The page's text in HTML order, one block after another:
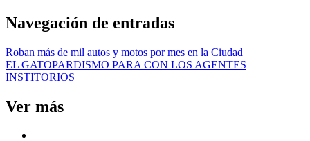
Navegación de entradas
Roban más de mil autos y motos por mes en la Ciudad
EL GATOPARDISMO PARA CON LOS AGENTES
INSTITORIOS
Ver más